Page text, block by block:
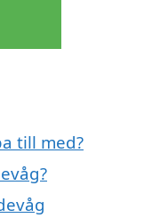
till med?